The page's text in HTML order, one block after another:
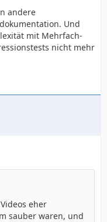
andere
Und
mit Mehrfach-
nicht mehr
eher
sauber waren, und